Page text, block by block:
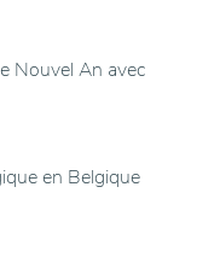
Nouvel An avec
en Belgique